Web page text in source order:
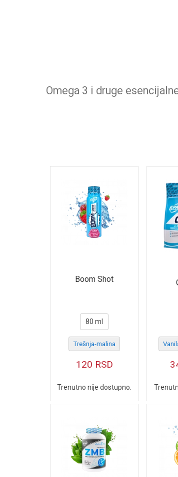
Omega 3 i druge
Boom Shot
80 ml
Trešnja-malina
120 RSD
Trenutno nije dostupno.